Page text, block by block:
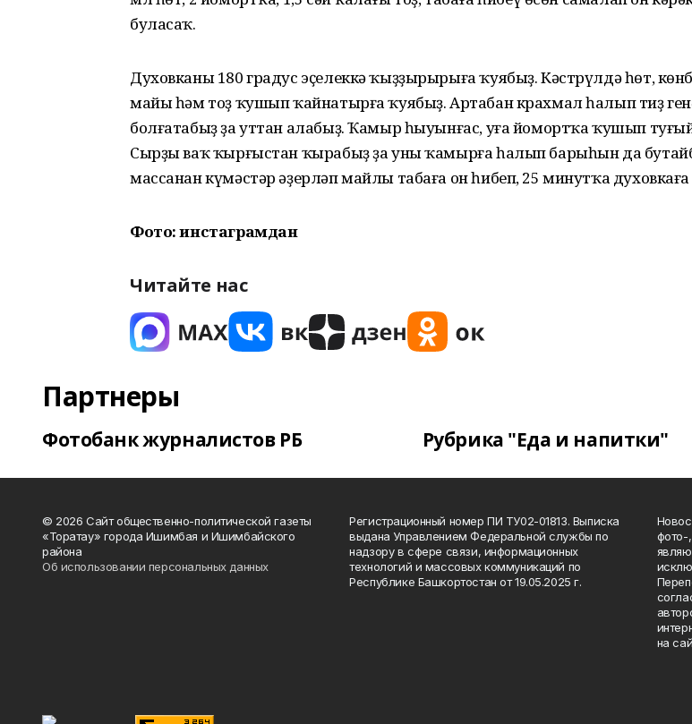
буласаҡ.
Духовканы 180 градус эҫелеккә ҡыҙҙырырыға ҡуябыҙ. Кәстрүлдә һөт,
майы һәм тоҙ ҡушып ҡайнатырға ҡуябыҙ. Артабан крахмал һалып тиҙ
болғатабыҙ ҙа уттан алабыҙ. Ҡамыр һыуынғас, уға йомортҡа ҡушып
Сырҙы ваҡ ҡырғыстан ҡырабыҙ ҙа уны ҡамырға һалып барыһын да
массанан күмәстәр әҙерләп майлы табаға он һибеп, 25 минутҡа
Фото: инстаграмдан
Читайте нас
Партнеры
Фотобанк журналистов РБ Рубрика "Еда и напитки"
© 2026 Сайт общественно-политической газеты
«Торатау» города Ишимбая и Ишимбайского
района
Об использовании персональных данных
Регистрационный номер ПИ ТУ02-01813. Выписка
выдана Управлением Федеральной службы по
надзору в сфере связи, информационных
технологий и массовых коммуникаций по
Республике Башкортостан от 19.05.2025 г.
фото-
на